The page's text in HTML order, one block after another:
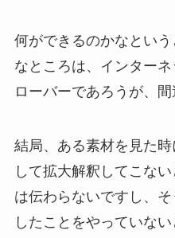
何ができるのかなとい
なところは、インター
ローバーであろうが、間
結局、ある素材を見た
して拡大解釈してこな
は伝わらないですし、
したことをやっていな